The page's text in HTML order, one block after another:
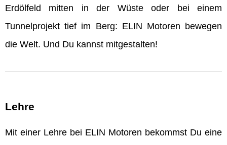
Erdölfeld mitten in der Wüste oder bei einem
Tunnelprojekt tief im Berg: ELIN Motoren bewegen
die Welt. Und Du kannst mitgestalten!
Lehre
Mit einer Lehre bei ELIN Motoren bekommst Du eine